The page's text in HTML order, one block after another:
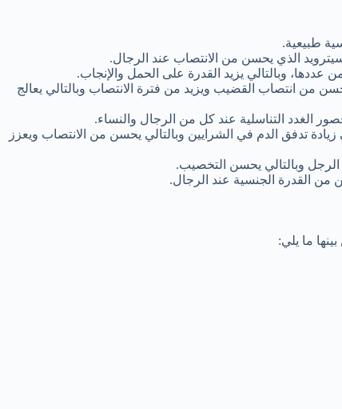
طبيعية.
الذي يحسن من الانتصاب عند الرجال.
عددها، وبالتالي يزيد القدرة على الحمل والإنجاب.
من انتصاب القضيب ويزيد من فترة الانتصاب وبالتالي يعالج
الغدد التناسلية عند كل من الرجال والنساء.
تدفق الدم في الشرايين وبالتالي يحسن من الانتصاب ويعزز
الرجل وبالتالي يحسن التخصيب.
القدرة الجنسية عند الرجال.
ما يلي: